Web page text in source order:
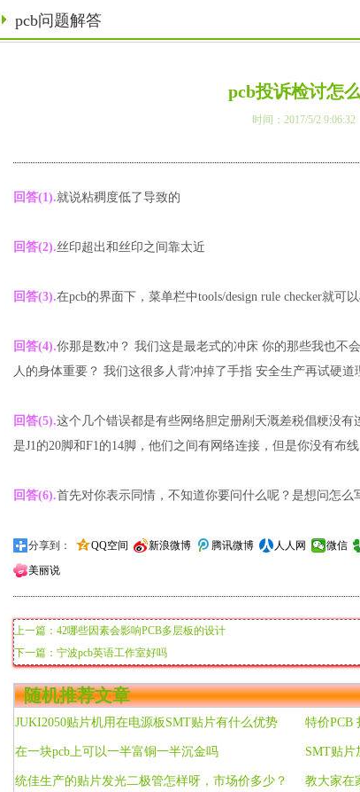
pcb问题解答
pcb投诉检讨怎
时间：2017/5/2 9:06:32
回答(1).就说粘稠度低了导致的
回答(2).丝印超出和丝印之间靠太近
回答(3).在pcb的界面下，菜单栏中tools/design rule checker就可
回答(4).你那是数冲？ 我们这是最老式的冲床 你的那些我也不
人的身体重要？ 我们这很多人背冲掉了手指 安全生产再试硬道
回答(5).这个几个错误都是有些网络胆定册剐夭溉差税倡粳没有
是J1的20脚和F1的14脚，他们之间有网络连接，但是你没有布线
回答(6).首先对你表示同情，不知道你要问什么呢？是想问怎么
分享到： QQ空间 新浪微博 腾讯微博 人人网 微信
美丽说
上一篇：42哪些因素会影响PCB多层板的设计
下一篇：宁波pcb英语工作室好吗
随机推荐文章
JUKI2050贴片机用在电源板SMT贴片有什么优势
在一块pcb上可以一半富铜一半沉金吗
统佳生产的贴片发光二极管怎样呀，市场价多少？ 教大家在